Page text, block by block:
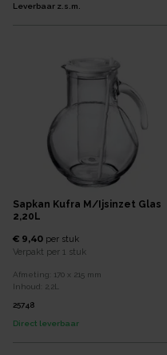
Leverbaar z.s.m.
Sapkan Kufra M/ijsinzet Glas
2,20L
€ 9,40 per stuk
Verpakt per 1 stuk
Afmeting: 170 x 215 mm
Inhoud:
2,2L
25748
Direct leverbaar